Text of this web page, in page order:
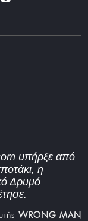
υπήρξε από
η
Δρυμό
WRONG MAN